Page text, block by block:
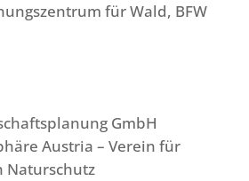
für Wald, BFW
GmbH
Austria – Verein für
Naturschutz